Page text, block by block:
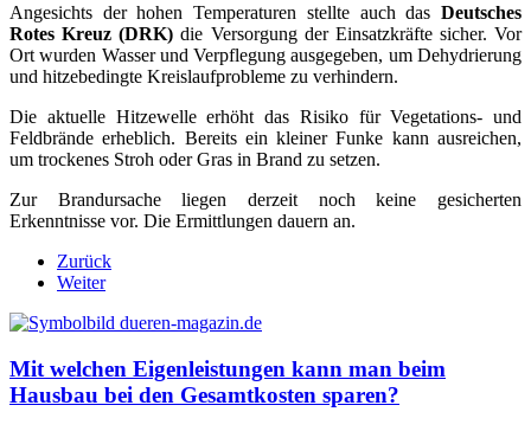
Angesichts der hohen Temperaturen stellte auch das Deutsches
Rotes Kreuz (DRK) die Versorgung der Einsatzkräfte sicher. Vor
Ort wurden Wasser und Verpflegung ausgegeben, um Dehydrierung
und hitzebedingte Kreislaufprobleme zu verhindern.
Die aktuelle Hitzewelle erhöht das Risiko für Vegetations- und
Feldbrände erheblich. Bereits ein kleiner Funke kann ausreichen,
um trockenes Stroh oder Gras in Brand zu setzen.
Zur Brandursache liegen derzeit noch keine gesicherten
Erkenntnisse vor. Die Ermittlungen dauern an.
Zurück
Weiter
Mit welchen Eigenleistungen kann man beim
Hausbau bei den Gesamtkosten sparen?